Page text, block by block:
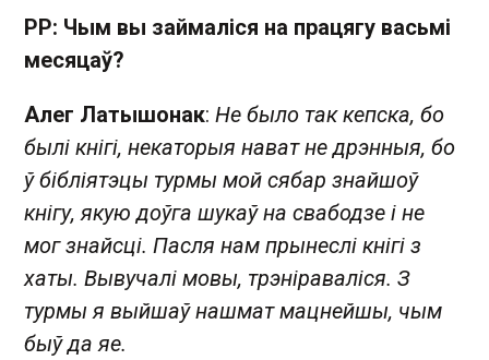
РР: Чым вы займаліся на працягу васьмі
месяцаў?
Алег Латышонак: Не было так кепска, бо
былі кнігі, некаторыя нават не дрэнныя, бо
ў бібліятэцы турмы мой сябар знайшоў
кнігу, якую доўга шукаў на свабодзе і не
мог знайсці. Пасля нам прынеслі кнігі з
хаты. Вывучалі мовы, трэніраваліся. З
турмы я выйшаў нашмат мацнейшы, чым
быў да яе.